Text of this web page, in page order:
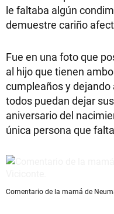
le faltaba algún
demuestre cariño
Fue en una foto que
al hijo que tienen
cumpleaños y
todos puedan dejar
aniversario del
única persona que
Comentario de la mamá de